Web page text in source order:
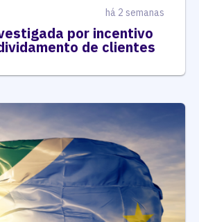
há 2 semanas
por incentivo
de clientes